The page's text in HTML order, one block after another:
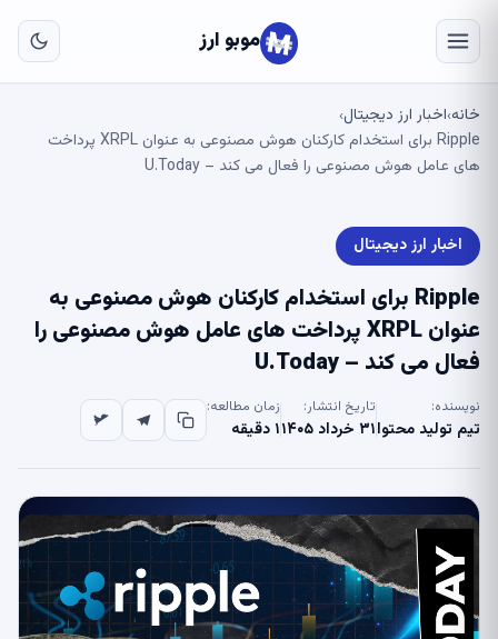
موبو ارز
خانه›اخبار ارز دیجیتال›
Ripple برای استخدام کارکنان هوش مصنوعی به عنوان XRPL پرداخت
های عامل هوش مصنوعی را فعال می کند – U.Today
اخبار ارز دیجیتال
Ripple برای استخدام کارکنان هوش مصنوعی به
عنوان XRPL پرداخت های عامل هوش مصنوعی را
فعال می کند – U.Today
نویسنده:
تیم تولید محتوا
تاریخ انتشار:
۳۱ خرداد ۱۴۰۵
زمان مطالعه:
۱ دقیقه